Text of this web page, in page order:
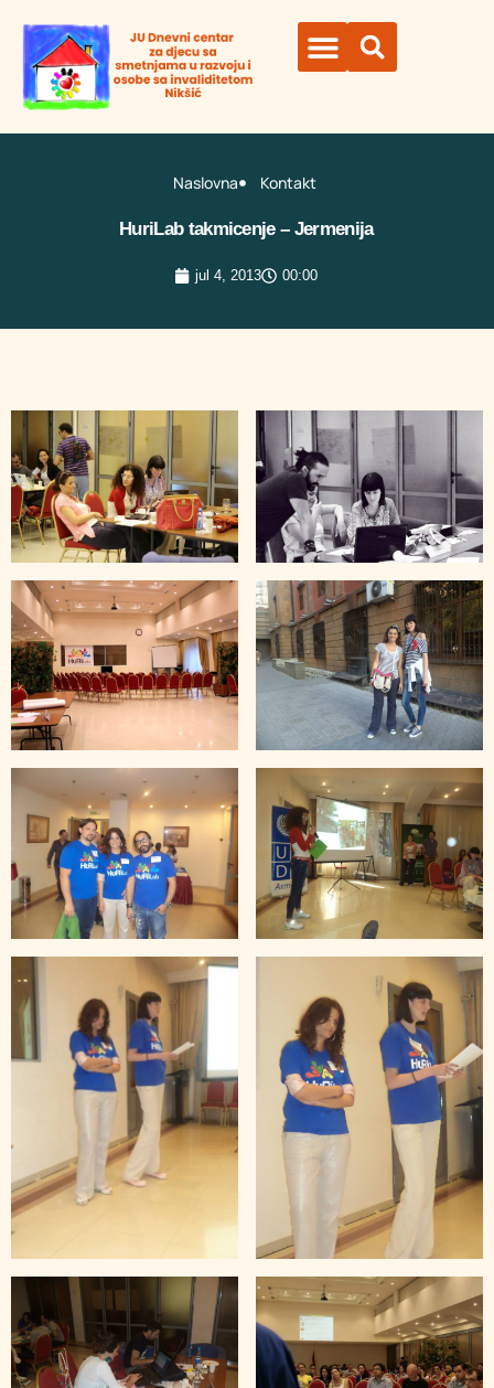
Naslovna Kontakt
HuriLab takmicenje – Jermenija
jul 4, 2013 00:00